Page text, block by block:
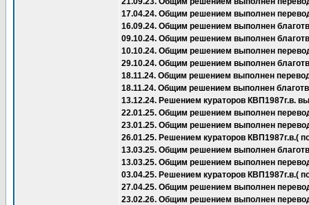
17.04.24. Общим решением выполнен
16.09.24. Общим решением выполнен
09.10.24. Общим решением выполнен
10.10.24. Общим решением выполнен
29.10.24. Общим решением выполнен
18.11.24. Общим решением выполнен
18.11.24. Общим решением выполнен
13.12.24. Решением кураторов КВП1987г.в.
22.01.25. Общим решением выполнен
23.01.25. Общим решением выполнен
26.01.25. Решением кураторов КВП1987г.в.(
13.03.25. Общим решением выполнен
13.03.25. Общим решением выполнен
03.04.25. Решением кураторов КВП1987г.в.(
27.04.25. Общим решением выполнен
23.02.26. Общим решением выполнен